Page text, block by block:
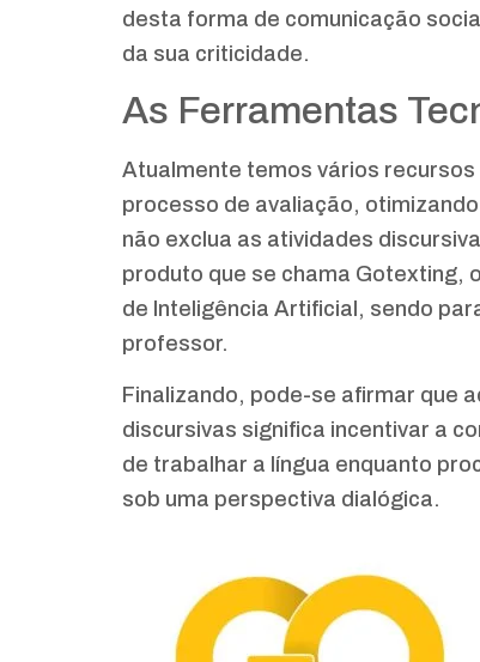
desta forma de comunicação
da sua criticidade.
As Ferramentas
Atualmente temos vários
processo de avaliação,
não exclua as atividades
produto que se chama Gotexting,
de Inteligência Artificial, sendo
professor.
Finalizando, pode-se afirmar que
discursivas significa incentivar a
de trabalhar a língua enquanto
sob uma perspectiva dialógica.